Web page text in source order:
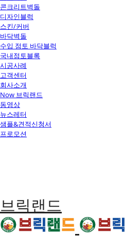
콘크리트벽돌
디자인블럭
스킨/커버
바닥벽돌
수입 점토 바닥블럭
국내점토블록
시공사례
고객센터
회사소개
Now 브릭랜드
동영상
뉴스레터
샘플&견적신청서
프로모션
브릭랜드